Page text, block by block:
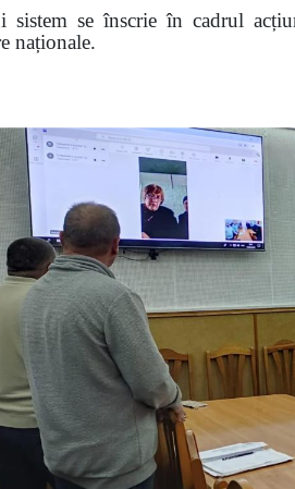
sistem se înscrie în cadrul
naționale.